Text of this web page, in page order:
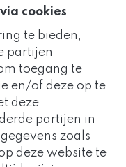
cookies
te bieden,
partijen
toegang te
en/of deze op te
deze
partijen in
zoals
deze website te